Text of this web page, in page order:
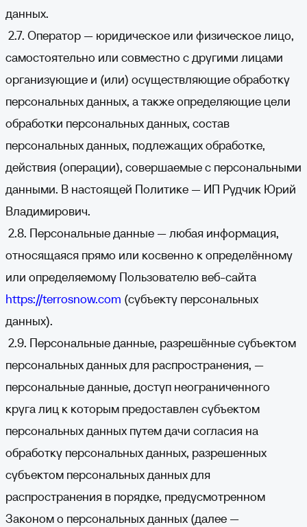
данных.
2.7. Оператор — юридическое или физическое лицо,
самостоятельно или совместно с другими лицами
организующие и (или) осуществляющие обработку
персональных данных, а также определяющие цели
обработки персональных данных, состав
персональных данных, подлежащих обработке,
действия (операции), совершаемые с персональными
данными. В настоящей Политике — ИП Рудчик Юрий
Владимирович.
2.8. Персональные данные — любая информация,
относящаяся прямо или косвенно к определённому
или определяемому Пользователю веб-сайта
https://terrosnow.com (субъекту персональных
данных).
2.9. Персональные данные, разрешённые субъектом
персональных данных для распространения, —
персональные данные, доступ неограниченного
круга лиц к которым предоставлен субъектом
персональных данных путем дачи согласия на
обработку персональных данных, разрешенных
субъектом персональных данных для
распространения в порядке, предусмотренном
Законом о персональных данных (далее —